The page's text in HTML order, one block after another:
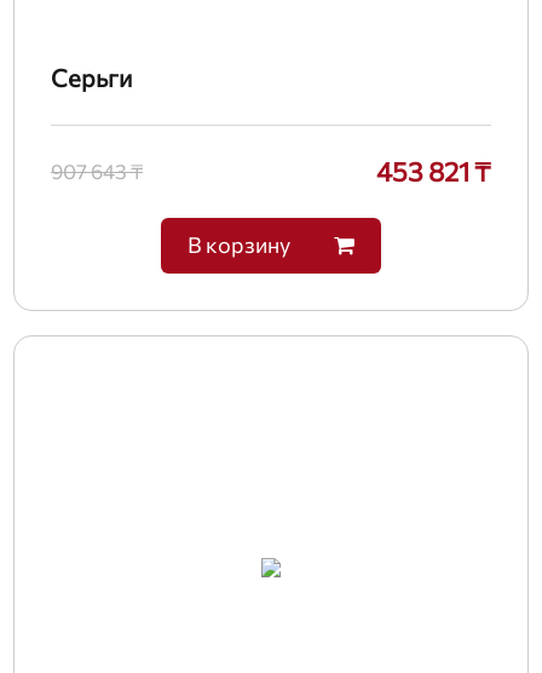
Серьги
907 643 ₸ 453 821 ₸
В корзину